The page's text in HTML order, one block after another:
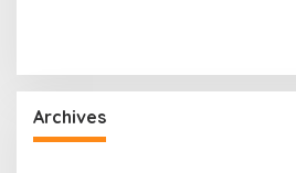
Archives